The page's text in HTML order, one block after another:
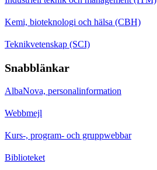
Kemi, bioteknologi och hälsa (CBH)
Teknikvetenskap (SCI)
Snabblänkar
AlbaNova, personalinformation
Webbmejl
Kurs-, program- och gruppwebbar
Biblioteket